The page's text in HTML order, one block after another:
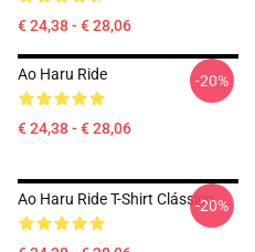
€ 24,38 - € 28,06
Ao Haru Ride
€ 24,38 - € 28,06
-20%
Ao Haru Ride T-Shirt Clássico-20%